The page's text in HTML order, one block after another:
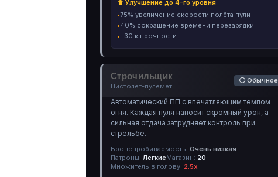
⬆ Улучшение до 4-го уровня
75% увеличение скорости полёта пули
40% сокращение времени перезарядки
+30 к прочности
Строчильщик
Пистолет-пулемёт
⚪ Обычное
Автоматический ПП с впечатляющим темпом
огня. Каждая пуля наносит скромный урон, а
сильная отдача затрудняет контроль при
стрельбе.
Бронепробиваемость: Очень низкая
Патроны: ЛегкиеМагазин: 20
Множитель в голову: 2.5х